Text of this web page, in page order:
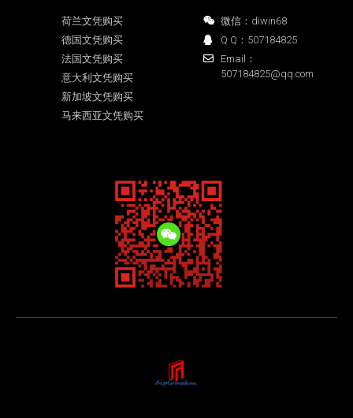
荷兰文凭购买
德国文凭购买
法国文凭购买
意大利文凭购买
新加坡文凭购买
马来西亚文凭购买
微信：diwin68
Q Q：507184825
Email：
507184825@qq.com